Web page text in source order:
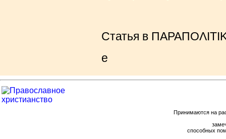
Статья в
е
Принимаются на
способных